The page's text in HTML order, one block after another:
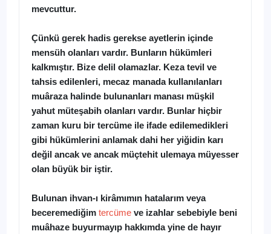
mevcuttur.
Çünkü gerek hadis gerekse ayetlerin içinde
mensüh olanları vardır. Bunların hükümleri
kalkmıştır. Bize delil olamazlar. Keza tevil ve
tahsis edilenleri, mecaz manada kullanılanları
muâraza halinde bulunanları manası müşkil
yahut müteşabih olanları vardır. Bunlar hiçbir
zaman kuru bir tercüme ile ifade edilemedikleri
gibi hükümlerini anlamak dahi her yiğidin karı
değil ancak ve ancak müçtehit ulemaya müyesser
olan büyük bir iştir.
Bulunan ihvan-ı kirâmımın hatalarım veya
beceremediğim tercüme ve izahlar sebebiyle beni
muâhaze buyurmayıp hakkımda yine de hayır